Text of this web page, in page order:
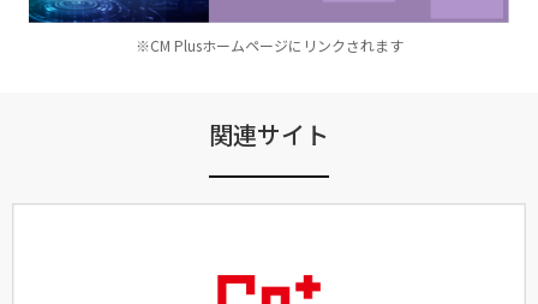
※CM Plusホームページにリンクされます
関連サイト